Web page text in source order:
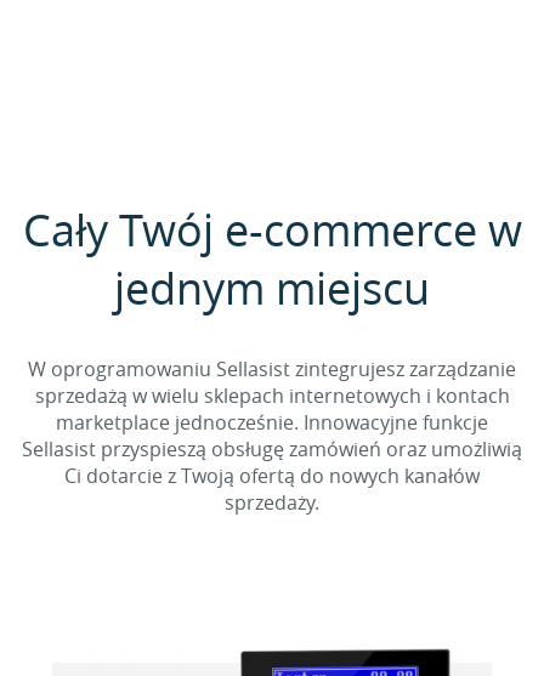
Cały Twój e-commerce w
jednym miejscu
W oprogramowaniu Sellasist zintegrujesz zarządzanie
sprzedażą w wielu sklepach internetowych i kontach
marketplace jednocześnie. Innowacyjne funkcje
Sellasist przyspieszą obsługę zamówień oraz umożliwią
Ci dotarcie z Twoją ofertą do nowych kanałów
sprzedaży.